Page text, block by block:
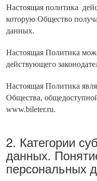
Настоящая политика
которую Общество
данных.
Настоящая Политика
действующего
Настоящая Политика
Общества,
www.bileter.ru.
2. Категории
данных.
персональных